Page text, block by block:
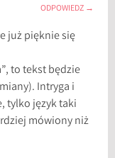
ODPOWIEDZ
już pięknie się
to tekst będzie
Intryga i
tylko język taki
mówiony niż